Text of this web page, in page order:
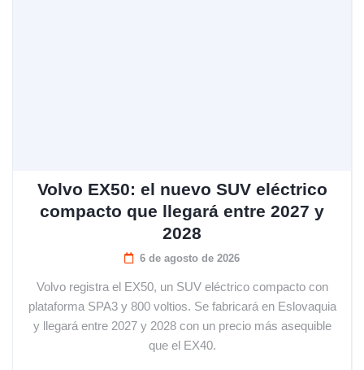
Volvo EX50: el nuevo SUV eléctrico
compacto que llegará entre 2027 y
2028
6 de agosto de 2026
Volvo registra el EX50, un SUV eléctrico compacto con
plataforma SPA3 y 800 voltios. Se fabricará en Eslovaquia
y llegará entre 2027 y 2028 con un precio más asequible
que el EX40.